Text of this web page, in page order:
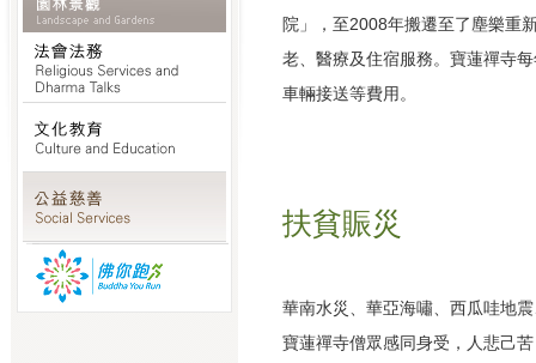
院」，至2008年搬遷至了塵樂重
老、醫療及住宿服務。寶蓮禪寺
車輛接送等費用。
扶貧賑災
華南水災、華亞海嘯、西瓜哇地
寶蓮禪寺僧眾感同身受，人悲己